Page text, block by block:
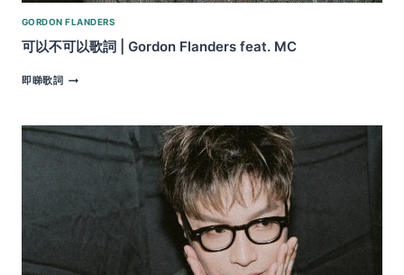
GORDON FLANDERS
可以不可以歌詞 | Gordon Flanders feat. MC
即睇歌詞可
以
歌
FLANDERS